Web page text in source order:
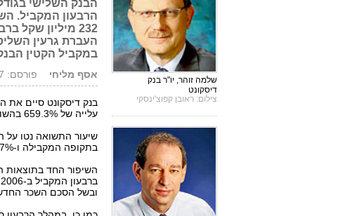
הרבעון המקביל.
232 מיליון
העברת גרעין
במקביל הקטין הבנק ב-32.4% את ההפרשה
אסף מליחי פורסם: 28.05.07, 12:08
עלייה של 659.3% בהשוואה ל-27 מיליון שקל ברבעון המקביל אשתקד.
בתקופה המקבילה ו-11.7% בשנת 2006 כולה.
השיפור החד בתוצאות
ובשל הסכם השכר החדש
שלמה זוהר, יו"ר בנק
דיסקונט
צילום: ראובן קפוצ'ינסקי